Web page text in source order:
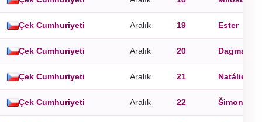
Çek Cumhuriyeti Aralık 19 Ester
Çek Cumhuriyeti Aralık 20 Dagmar
Çek Cumhuriyeti Aralık 21 Natálie
Çek Cumhuriyeti Aralık 22 Šimon